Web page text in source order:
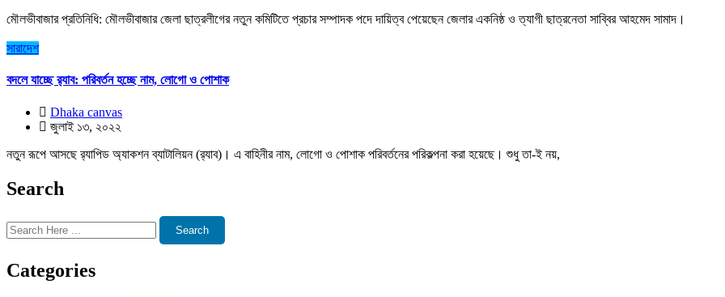
মৌলভীবাজার প্রতিনিধি: মৌলভীবাজার জেলা ছাত্রলীগের নতুন কমিটিতে প্রচার সম্পাদক পদে দায়িত্ব পেয়েছেন জেলার একনিষ্ঠ ও ত্যাগী ছাত্রনেতা সাব্বির আহমেদ সামাদ।
সারাদেশ
বদলে যাচ্ছে র‌্যাব: পরিবর্তন হচ্ছে নাম, লোগো ও পোশাক
Dhaka canvas
জুলাই ১৩, ২০২২
নতুন রূপে আসছে র‌্যাপিড অ্যাকশন ব্যাটালিয়ন (র‌্যাব)। এ বাহিনীর নাম, লোগো ও পোশাক পরিবর্তনের পরিকল্পনা করা হয়েছে। শুধু তা-ই নয়,
Search
Search
Categories